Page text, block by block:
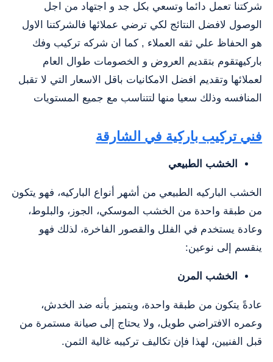
شركتنا تعمل دائما وتسعي بكل جد و اجتهاد من اجل
الوصول لافضل النتائج لكي ترضي عملائها فالشركتنا الاول
هو الحفاظ علي ثقه العملاء , كما ان شركه تركيب وفك
باركيهتقوم بتقديم العروض و الخصومات طوال العام
لعملائها وتقديم افضل الامكانيات باقل الاسعار التي لا تقبل
المنافسه وذلك سعيا منها لتتناسب مع جميع المستويات
‏فني تركيب باركية في الشارقة
الخشب الطبيعي
الخشب الباركيه الطبيعي من أشهر أنواع الباركيه، فهو يتكون
من طبقة واحدة من الخشب الموسكي، الجوز، والبلوط،
وعادة يستخدم في الفلل والقصور الفاخرة، لذلك فهو
ينقسم إلى نوعين:
الخشب المرن
عادةً يتكون من طبقة واحدة، ويتميز بأنه ضد الخدش،
وعمره الافتراضي طويل، ولا يحتاج إلى صيانة مستمرة من
قبل الفنيين، لهذا فإن تكاليف تركيبه غالية الثمن.